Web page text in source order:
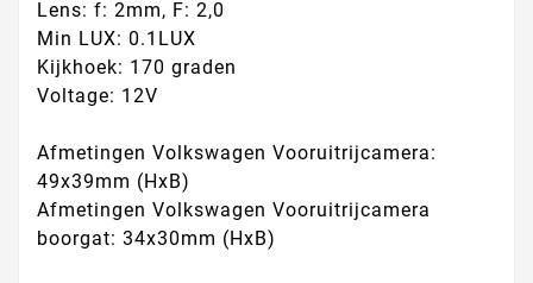
Lens: f: 2mm, F: 2,0
Min LUX: 0.1LUX
Kijkhoek: 170 graden
Voltage: 12V
Afmetingen Volkswagen Vooruitrijcamera:
49x39mm (HxB)
Afmetingen Volkswagen Vooruitrijcamera
boorgat: 34x30mm (HxB)